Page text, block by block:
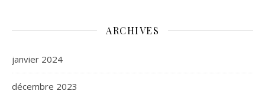
ARCHIVES
janvier 2024
décembre 2023